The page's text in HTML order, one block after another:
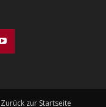
Zurück zur Startseite